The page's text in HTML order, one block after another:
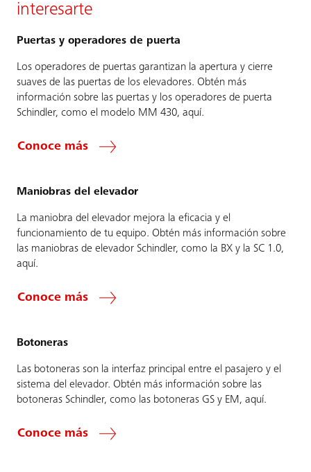
interesarte
Puertas y operadores de puerta
Los operadores de puertas garantizan la apertura y cierre
suaves de las puertas de los elevadores. Obtén más
información sobre las puertas y los operadores de puerta
Schindler, como el modelo MM 430, aquí.
Conoce más
Maniobras del elevador
La maniobra del elevador mejora la eficacia y el
funcionamiento de tu equipo. Obtén más información sobre
las maniobras de elevador Schindler, como la BX y la SC 1.0,
aquí.
Conoce más
Botoneras
Las botoneras son la interfaz principal entre el pasajero y el
sistema del elevador. Obtén más información sobre las
botoneras Schindler, como las botoneras GS y EM, aquí.
Conoce más